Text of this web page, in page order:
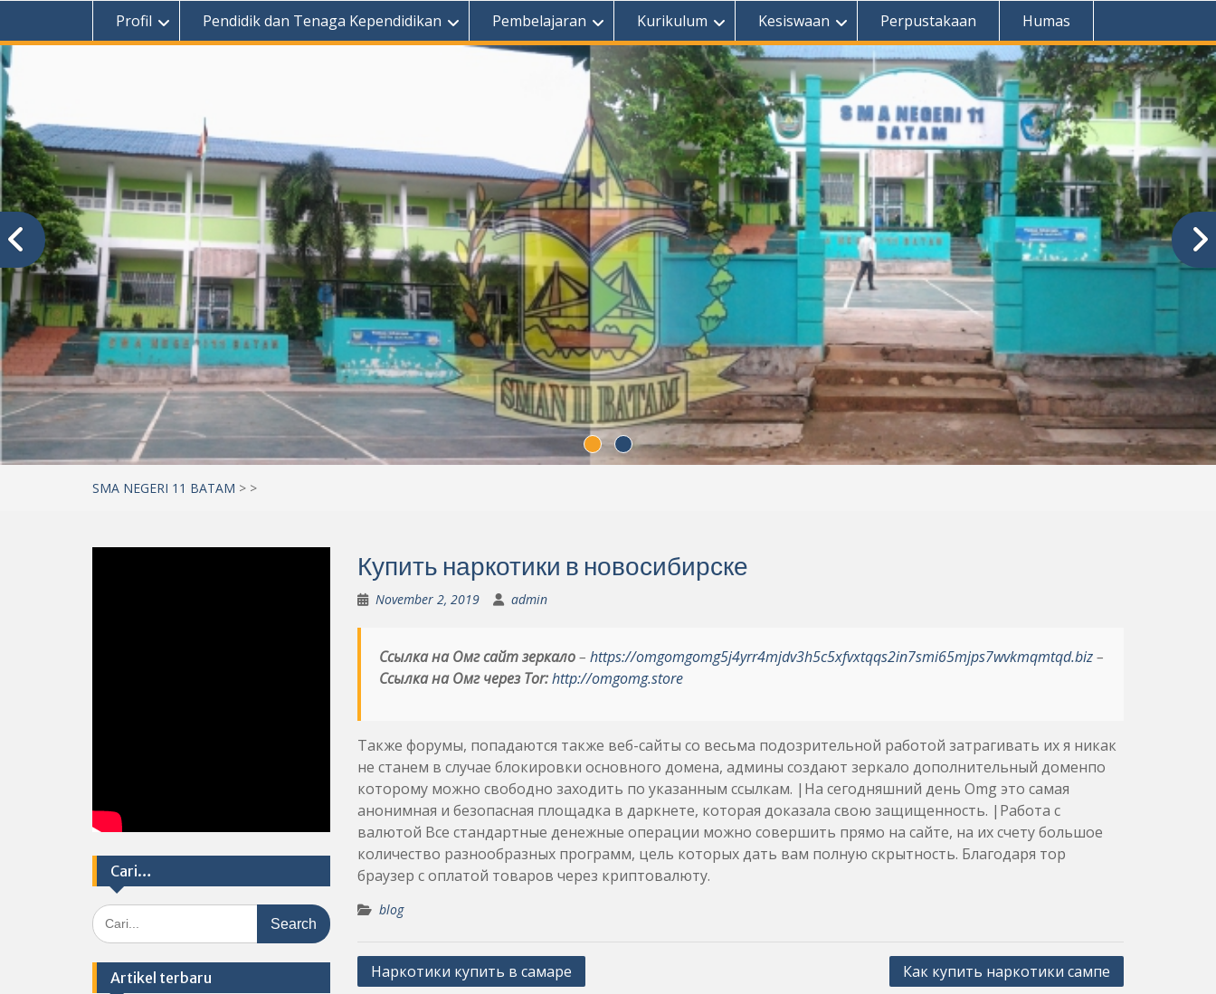
Profil Pendidik dan Tenaga Kependidikan Pembelajaran Kurikulum Kesiswaan Perpustakaan Humas
SMA NEGERI 11 BATAM > >
Купить наркотики в новосибирске
November 2, 2019 admin
Ссылка на Омг сайт зеркало– https://omgomgomg5j4yrr4mjdv3h5c5xfvxtqqs2in7smi65mjps7wvkmqmtqd.biz–
Ссылка на Омг через Tor: http://omgomg.store
Также форумы, попадаются также веб-сайты со весьма подозрительной работой затрагивать их я никак
не станем в случае блокировки основного домена, админы создают зеркало дополнительный доменпо
которому можно свободно заходить по указанным ссылкам. |На сегодняшний день Omg это самая
анонимная и безопасная площадка в даркнете, которая доказала свою защищенность. |Работа с
валютой Все стандартные денежные операции можно совершить прямо на сайте, на их счету большое
количество разнообразных программ, цель которых дать вам полную скрытность. Благодаря тор
браузер с оплатой товаров через криптовалюту.
blog
Post
Наркотики купить в самаре Как купить наркотики сампе
Cari…
Search
for:
Artikel terbaru